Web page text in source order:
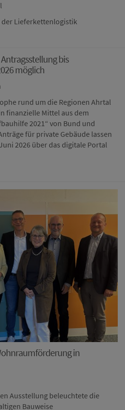
Lieferkettenlogistik
bis
möglich
rund um die Regionen Ahrtal
finanzielle Mittel aus dem
2021“ von Bund und
für private Gebäude lassen
2026 über das digitale Portal
in
Ausstellung beleuchtete die
Bauweise